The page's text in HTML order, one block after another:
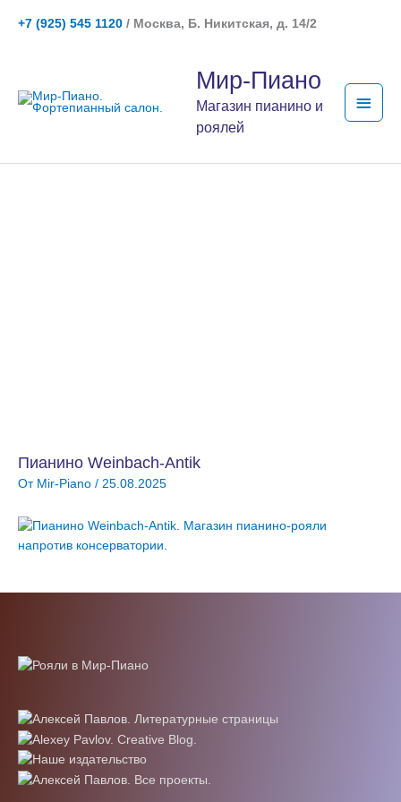
+7 (925) 545 1120 / Москва, Б. Никитская, д. 14/2
Мир-Пиано
Магазин пианино и
роялей
меню
Пианино Weinbach-Antik
От Mir-Piano / 25.08.2025